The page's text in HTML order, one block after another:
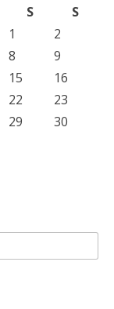
S
S
1
2
8
9
15
16
22
23
29
30